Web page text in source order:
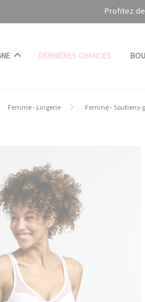
Profitez
DERNIÈRES CHANCES
Femme - Lingerie Femme - Soutiens-